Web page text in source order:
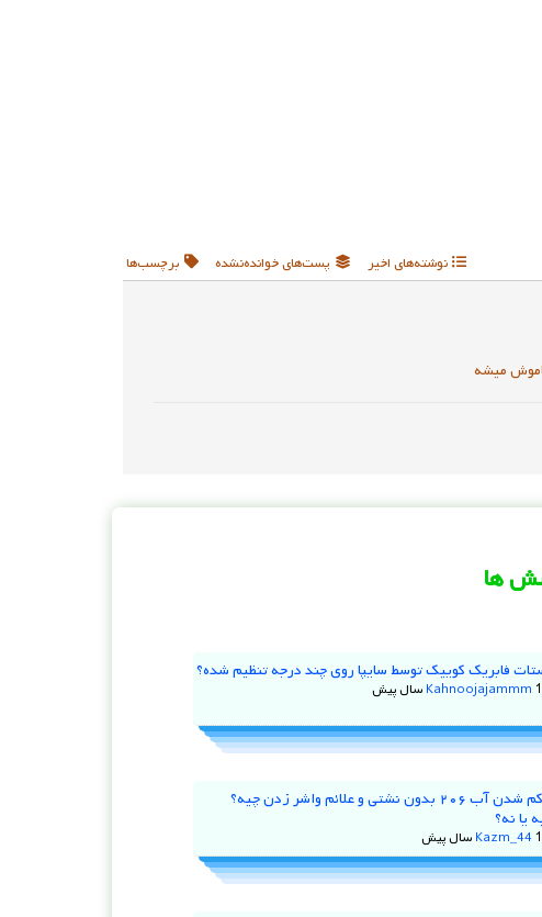
نوشته‌های اخیر پست‌های خوانده‌نشده برچسب‌ها
میشه
ها
فابریک کوییک توسط سایپا روی چند درجه تنظیم شده؟
Kahnoojajammm 1 سال پیش
علت کم شدن آب ۲۰۶ بدون نشتی و علائم واشر زدن چیه؟
یا نه؟
Kazm_44 1 سال پیش